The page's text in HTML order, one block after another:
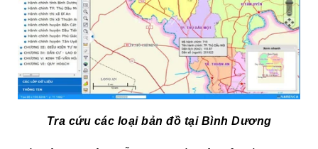
Tra cứu các loại bản đồ tại Bình Dương